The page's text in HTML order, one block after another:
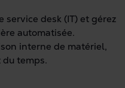
service desk (IT) et gérez
automatisée.
interne de matériel,
du temps.